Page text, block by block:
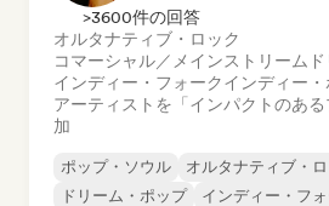
>3600件の回答
オルタナティブ・ロック
コマーシャル／メインストリーム
インディー・フォークインディー
アーティストを「インパクトのあ
加
ポップ・ソウル
オルタナティブ・
ドリーム・ポップ
インディー・フ